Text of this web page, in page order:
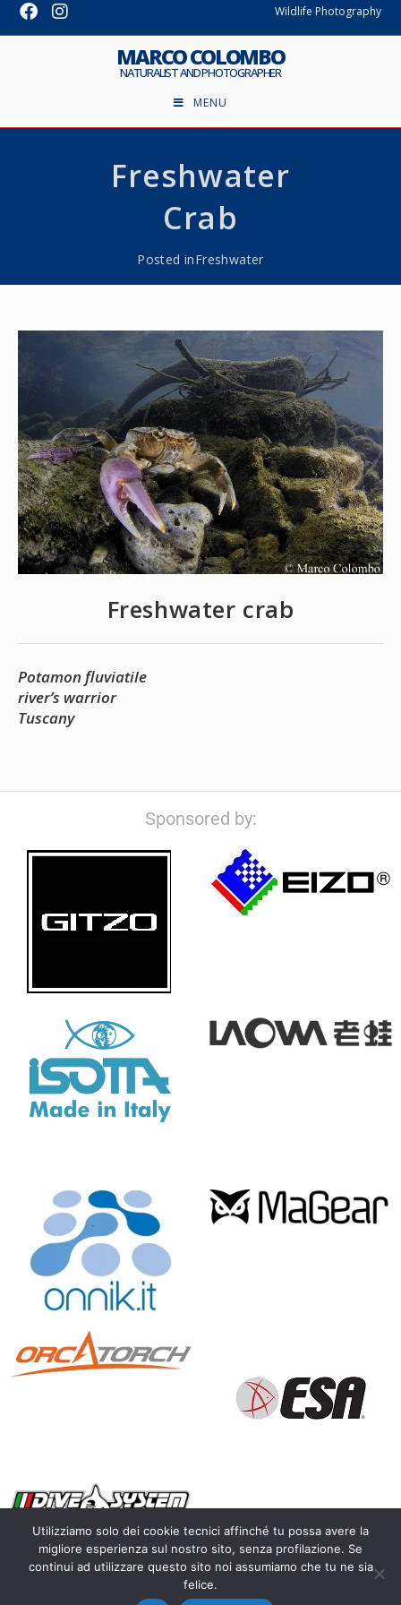
Wildlife Photography
MARCO COLOMBO
NATURALIST AND PHOTOGRAPHER
MENU
Freshwater
Crab
Posted inFreshwater
Freshwater crab
Potamon fluviatile
river’s warrior
Tuscany
Sponsored by:
Copyright 2010 – 2026 Calosoma.it – fotografia naturalistica
wildlife photography – P.IVA IT03450300128 |
Utilizziamo solo dei cookie tecnici affinché tu possa avere la
migliore esperienza sul nostro sito, senza profilazione. Se
continui ad utilizzare questo sito noi assumiamo che tu ne sia
felice.